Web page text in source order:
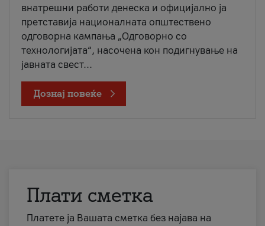
внатрешни работи денеска и официјално ја
претставија националната општествено
одговорна кампања „Одговорно со
технологијата“, насочена кон подигнување на
јавната свест...
Дознај повеќе
Плати сметка
Платете ја Вашата сметка без најава на